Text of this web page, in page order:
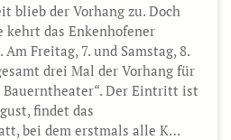
blieb der Vorhang zu. Doch
kehrt das Enkenhofener
Freitag, 7. und Samstag, 8.
drei Mal der Vorhang für
Bauerntheater“. Der Eintritt ist
findet das
bei dem erstmals alle K…